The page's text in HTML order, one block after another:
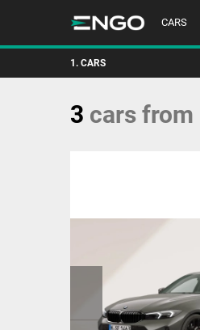
CARS
1. CARS
3 cars from